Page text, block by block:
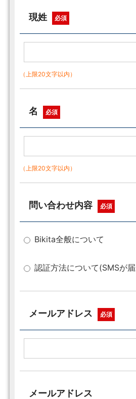
現姓 必須
（上限20文字以内）
名 必須
（上限20文字以内）
問い合わせ内容 必須
Bikita全般について
認証方法について(SMSが
メールアドレス 必須
メールアドレス